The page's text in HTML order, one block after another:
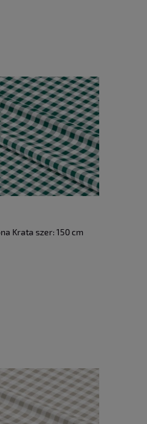
Krata szer: 150 cm